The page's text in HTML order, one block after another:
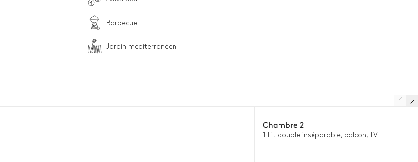
Barbecue
Jardin mediterranéen
Chambre 2
1 Lit double inséparable, balcon, TV